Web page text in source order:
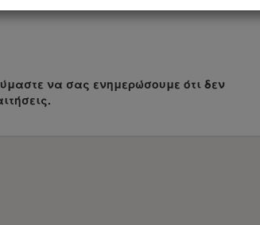
να σας ενημερώσουμε ότι δεν